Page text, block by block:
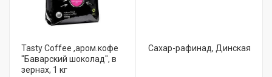
Tasty Coffee ,аром.кофе
"Баварский шоколад", в
зернах, 1 кг
Сахар-рафинад, Динская